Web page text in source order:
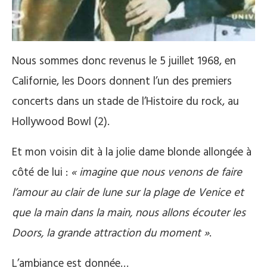
Nous sommes donc revenus le 5 juillet 1968, en
Californie, les Doors donnent l’un des premiers
concerts dans un stade de l’Histoire du rock, au
Hollywood Bowl (2).
Et mon voisin dit à la jolie dame blonde allongée à
côté de lui : « imagine que nous venons de faire
l’amour au clair de lune sur la plage de Venice et
que la main dans la main, nous allons écouter les
Doors, la grande attraction du moment ».
L’ambiance est donnée…